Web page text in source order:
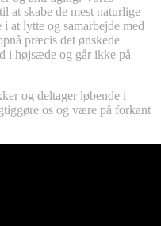
at skabe de mest naturlige
at lytte og samarbejde med
præcis det ønskede
i højsæde og går ikke på
og deltager løbende i
os og være på forkant